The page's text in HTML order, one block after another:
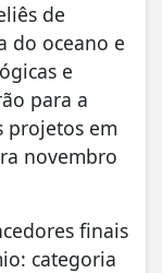
de
do oceano e
e
para a
projetos em
novembro
finais
categoria